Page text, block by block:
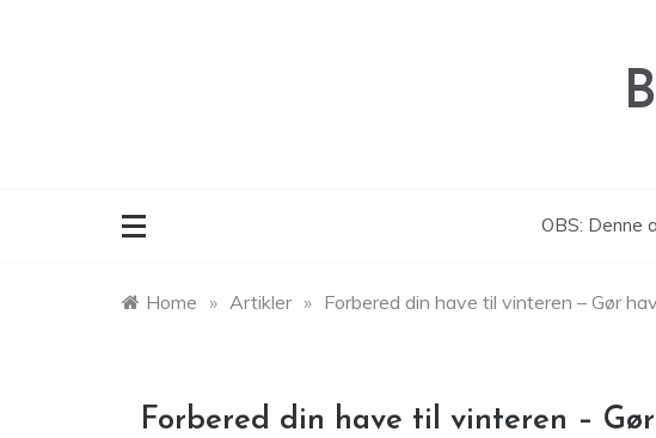
OBS: Denne
Home » Artikler » Forbered din have til vinteren – Gør
Forbered din have til vinteren –